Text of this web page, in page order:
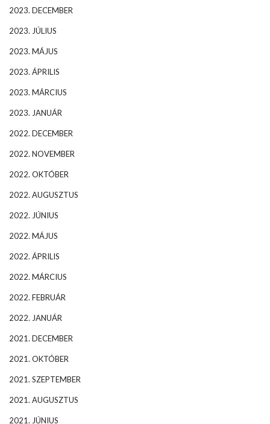
2023. DECEMBER
2023. JÚLIUS
2023. MÁJUS
2023. ÁPRILIS
2023. MÁRCIUS
2023. JANUÁR
2022. DECEMBER
2022. NOVEMBER
2022. OKTÓBER
2022. AUGUSZTUS
2022. JÚNIUS
2022. MÁJUS
2022. ÁPRILIS
2022. MÁRCIUS
2022. FEBRUÁR
2022. JANUÁR
2021. DECEMBER
2021. OKTÓBER
2021. SZEPTEMBER
2021. AUGUSZTUS
2021. JÚNIUS